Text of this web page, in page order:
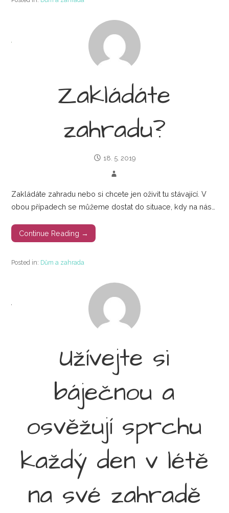
Zakládáte
zahradu?
18. 5. 2019
Zakládáte zahradu nebo si chcete jen oživit tu stávající. V
obou případech se můžeme dostat do situace, kdy na nás…
Continue Reading →
Posted in: Dům a zahrada
Užívejte si
báječnou a
osvěžují sprchu
každý den v létě
na své zahradě